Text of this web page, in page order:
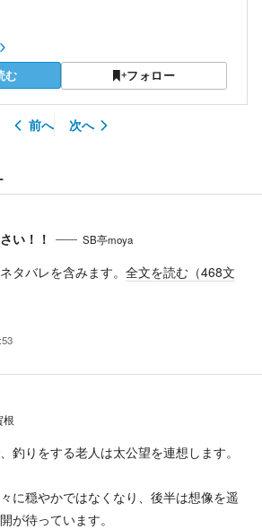
む フォロー
前へ 次へ
い！！
SB亭moya
タバレを含みます。 全文を読む（468文
根
釣りをする老人は太公望を連想します。
に穏やかではなくなり、後半は想像を遥
が待っています。